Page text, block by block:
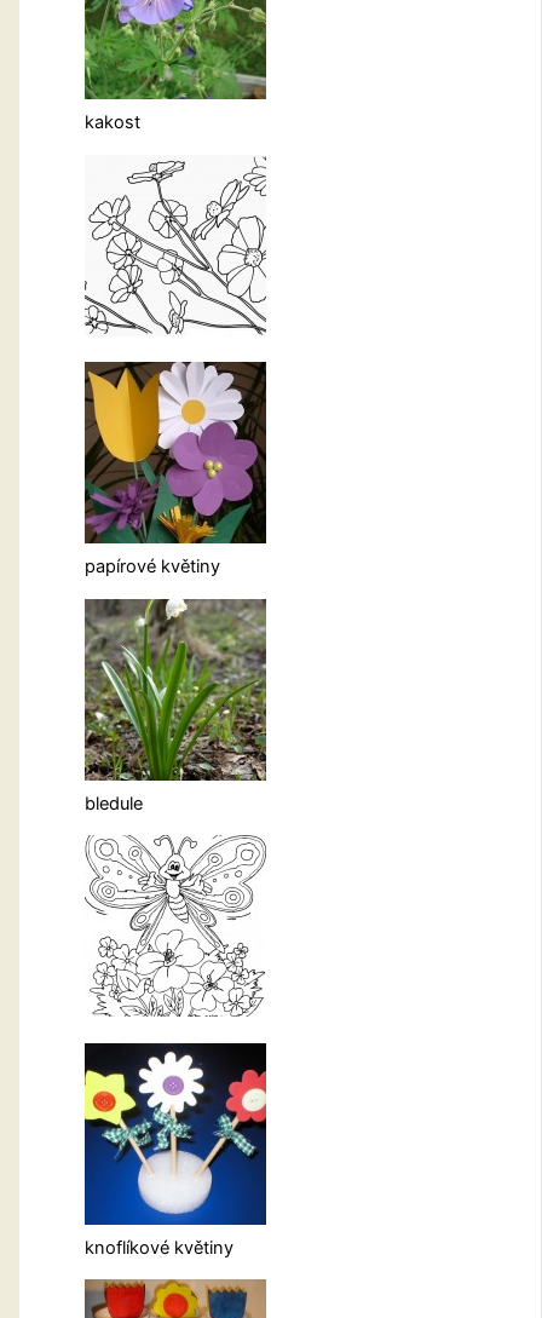
kakost
papírové květiny
bledule
knoflíkové květiny